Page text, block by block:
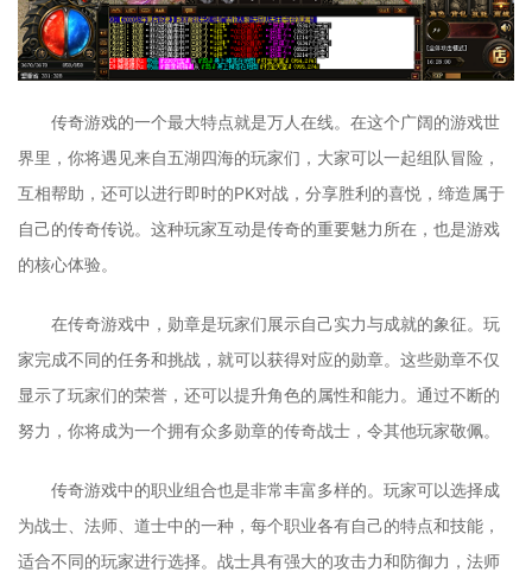
传奇游戏的一个最大特点就是万人在线。在这个广阔的游戏世
界里，你将遇见来自五湖四海的玩家们，大家可以一起组队冒险，
互相帮助，还可以进行即时的PK对战，分享胜利的喜悦，缔造属于
自己的传奇传说。这种玩家互动是传奇的重要魅力所在，也是游戏
的核心体验。
在传奇游戏中，勋章是玩家们展示自己实力与成就的象征。玩
家完成不同的任务和挑战，就可以获得对应的勋章。这些勋章不仅
显示了玩家们的荣誉，还可以提升角色的属性和能力。通过不断的
努力，你将成为一个拥有众多勋章的传奇战士，令其他玩家敬佩。
传奇游戏中的职业组合也是非常丰富多样的。玩家可以选择成
为战士、法师、道士中的一种，每个职业各有自己的特点和技能，
适合不同的玩家进行选择。战士具有强大的攻击力和防御力，法师